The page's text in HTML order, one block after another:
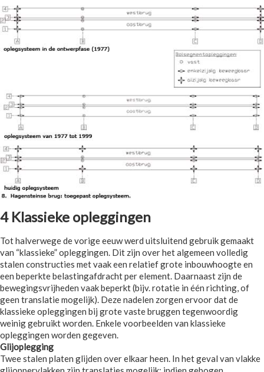
4 Klassieke opleggingen
Tot halverwege de vorige eeuw werd uitsluitend gebruik gemaakt
van “klassieke” opleggingen. Dit zijn over het algemeen volledig
stalen constructies met vaak een relatief grote inbouwhoogte en
een beperkte belastingafdracht per element. Daarnaast zijn de
bewegingsvrijheden vaak beperkt (bijv. rotatie in één richting, of
geen translatie mogelijk). Deze nadelen zorgen ervoor dat de
klassieke opleggingen bij grote vaste bruggen tegenwoordig
weinig gebruikt worden. Enkele voorbeelden van klassieke
opleggingen worden gegeven.
Glijoplegging
Twee stalen platen glijden over elkaar heen. In het geval van vlakke